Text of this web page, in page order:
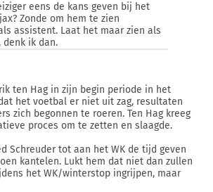
eens de kans geven bij het
Zonde om hem te zien
assistent. Laat het maar zien als
denk ik dan.
ten Hag in zijn begin periode in het
het voetbal er niet uit zag, resultaten
zich begonnen te roeren. Ten Hag kreeg
proces om te zetten en slaagde.
Schreuder tot aan het WK de tijd geven
kantelen. Lukt hem dat niet dan zullen
het WK/winterstop ingrijpen, maar